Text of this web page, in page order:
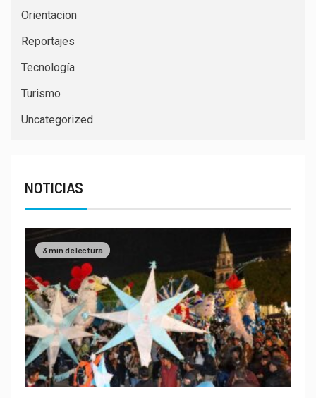
Orientacion
Reportajes
Tecnología
Turismo
Uncategorized
NOTICIAS
3 min de lectura